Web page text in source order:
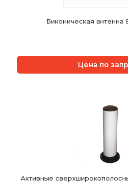
Биконическая антенна
Цена по
Активные